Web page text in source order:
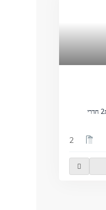
קומת קרקע4 חדריםשטח 150 מ"ר + 80 גינה פרטית2 חדרי
2